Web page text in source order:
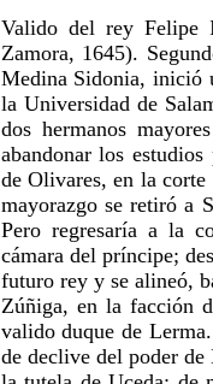
Valido del rey Felipe
Zamora, 1645).
Medina Sidonia, inició
la Universidad de
dos hermanos
abandonar los
de Olivares, en la
mayorazgo se retiró a
Pero regresaría a la
cámara del príncipe;
futuro rey y se alineó,
Zúñiga, en la facción
valido duque de
de declive del poder de